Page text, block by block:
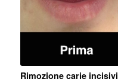
Rimozione carie